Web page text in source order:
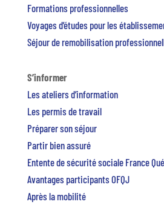
Formations professionnelles
Voyages d’études pour les
Séjour de remobilisation
S’informer
Les ateliers d’information
Les permis de travail
Préparer son séjour
Partir bien assuré
Entente de sécurité sociale France
Avantages participants OFQJ
Après la mobilité